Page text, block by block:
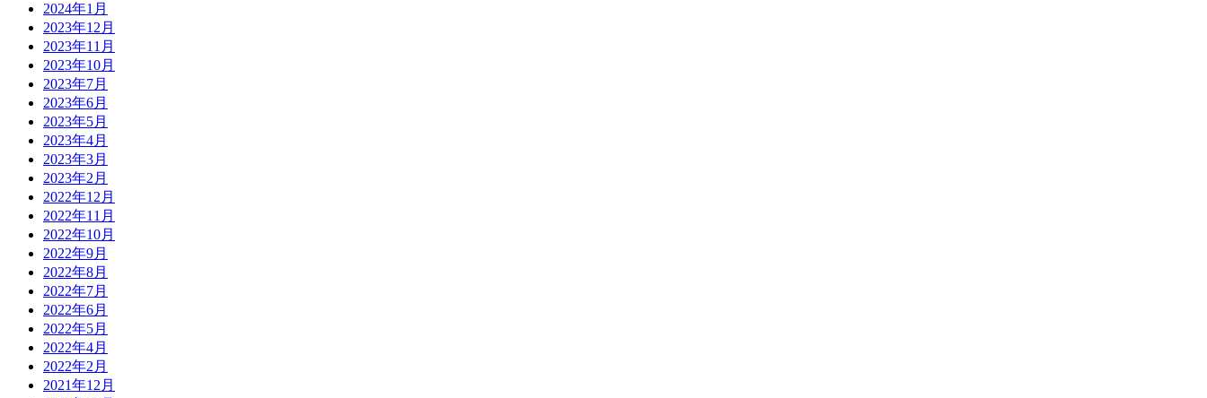
2024年1月
2023年12月
2023年11月
2023年10月
2023年7月
2023年6月
2023年5月
2023年4月
2023年3月
2023年2月
2022年12月
2022年11月
2022年10月
2022年9月
2022年8月
2022年7月
2022年6月
2022年5月
2022年4月
2022年2月
2021年12月